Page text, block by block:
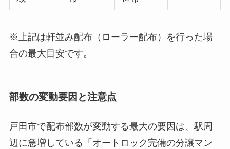
※上記は軒並み配布（ローラー配布）を行った場
合の最大目安です。
部数の変動要因と注意点
戸田市で配布部数が変動する最大の要因は、駅周
辺に急増している「オートロック完備の分譲マン